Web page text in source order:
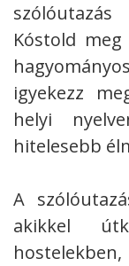
Kóstold
igyekezz
helyi
hitelesebb
A
akikkel